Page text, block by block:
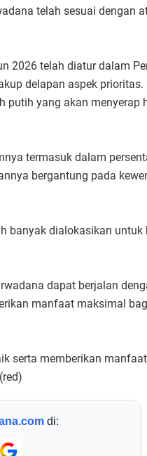
telah sesuai dengan
2026 telah diatur dalam
delapan aspek prioritas.
putih yang akan menyerap
termasuk dalam
bergantung pada
banyak dialokasikan untuk
dapat berjalan
manfaat maksimal
serta memberikan
di: